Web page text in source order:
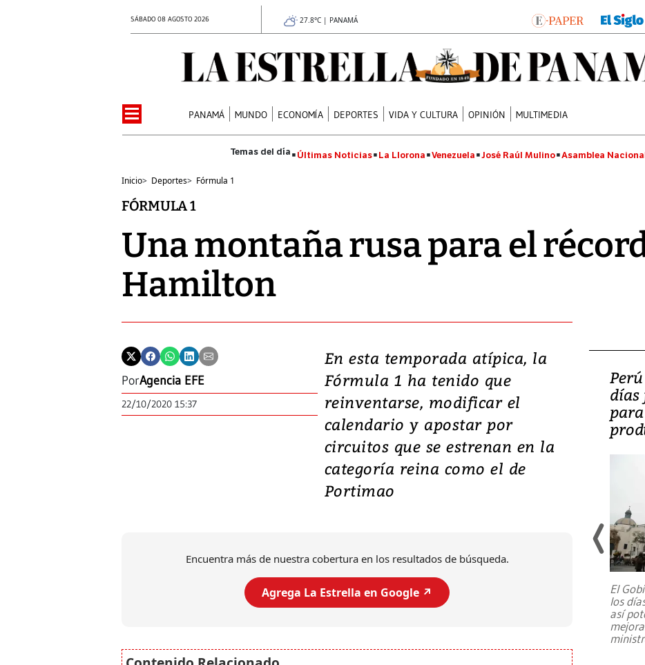
SÁBADO 08 AGOSTO 2026 27.8°C | PANAMÁ
PANAMÁ MUNDO ECONOMÍA DEPORTES VIDA Y CULTURA OPINIÓN MULTIMEDIA
Últimas Noticias La Llorona Venezuela José Raúl Mulino Asamblea
Inicio> Deportes> Fórmula 1
FÓRMULA 1
Una montaña rusa para el
Hamilton
PorAgencia EFE
22/10/2020 15:37
En esta temporada atípica, la
Fórmula 1 ha tenido que
reinventarse, modificar el
calendario y apostar por
circuitos que se estrenan en la
categoría reina como el de
Portimao
Encuentra más de nuestra cobertura en los resultados de búsqueda.
Agrega La Estrella en Google ↗️
Video: Lula lanza su
candidatura con
promesas de inversión
en defensa, educación y
tierras raras
Entre recuerdos y escuetas
días
El
los
así